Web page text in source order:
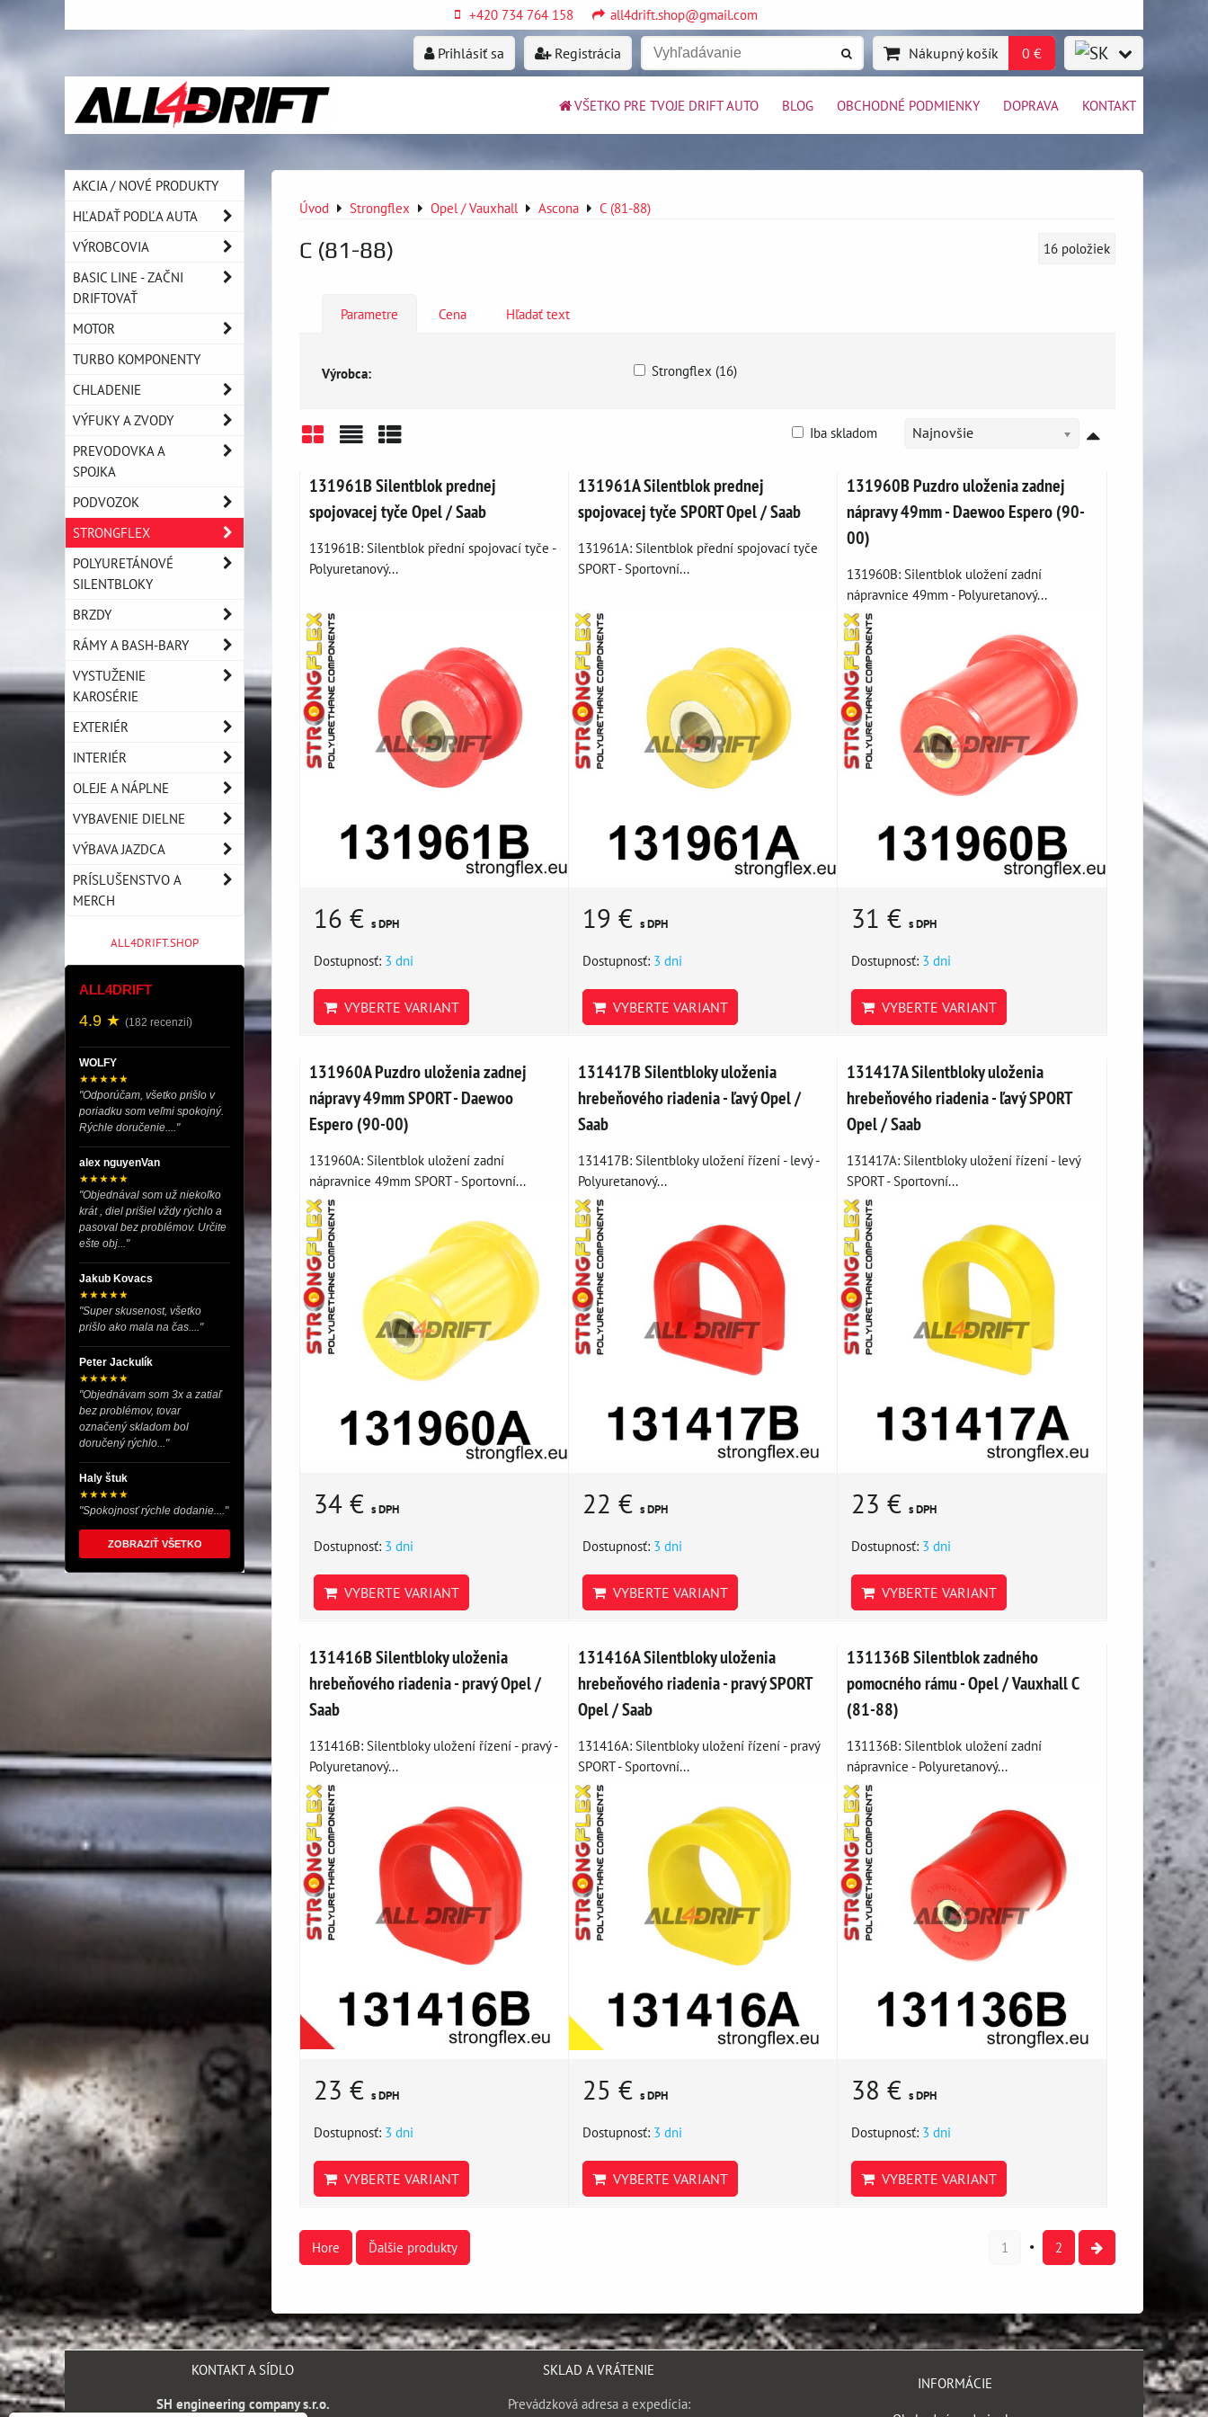
+420 734 764 158 all4drift.shop@gmail.com
Prihlásiť sa Registrácia Nákupný košík 0 €
VŠETKO PRE TVOJE DRIFT AUTO BLOG OBCHODNÉ PODMIENKY DOPRAVA KONTAKT
Úvod Strongflex Opel / Vauxhall Ascona C (81-88)
C (81-88) 16 položiek
Parametre Cena Hľadať text
Výrobca: Strongflex (16)
Najnovšie
Iba skladom
131961B Silentblok prednej
spojovacej tyče Opel / Saab
131961B: Silentblok přední spojovací tyče -
Polyuretanový...
16 € s DPH
Dostupnosť: 3 dni
VYBERTE VARIANT
131961A Silentblok prednej
spojovacej tyče SPORT Opel / Saab
131961A: Silentblok přední spojovací tyče
SPORT - Sportovní...
19 € s DPH
Dostupnosť: 3 dni
VYBERTE VARIANT
131960B Puzdro uloženia zadnej
nápravy 49mm - Daewoo Espero (90-
00)
131960B: Silentblok uložení zadní
nápravnice 49mm - Polyuretanový...
31 €s DPH
Dostupnosť: 3 dni
VYBERTE VARIANT
131960A Puzdro uloženia zadnej
nápravy 49mm SPORT - Daewoo
Espero (90-00)
131960A: Silentblok uložení zadní
nápravnice 49mm SPORT - Sportovní...
34 € s DPH
Dostupnosť: 3 dni
VYBERTE VARIANT
131417B Silentbloky uloženia
hrebeňového riadenia - ľavý Opel /
Saab
131417B: Silentbloky uložení řízení - levý -
Polyuretanový...
22 € s DPH
Dostupnosť: 3 dni
VYBERTE VARIANT
131417A Silentbloky uloženia
hrebeňového riadenia - ľavý SPORT
Opel / Saab
131417A: Silentbloky uložení řízení - levý
SPORT - Sportovní...
23 €s DPH
Dostupnosť: 3 dni
VYBERTE VARIANT
131416B Silentbloky uloženia
hrebeňového riadenia - pravý Opel /
Saab
131416B: Silentbloky uložení řízení - pravý -
Polyuretanový...
23 € s DPH
Dostupnosť: 3 dni
VYBERTE VARIANT
131416A Silentbloky uloženia
hrebeňového riadenia - pravý SPORT
Opel / Saab
131416A: Silentbloky uložení řízení - pravý
SPORT - Sportovní...
25 € s DPH
Dostupnosť: 3 dni
VYBERTE VARIANT
131136B Silentblok zadného
pomocného rámu - Opel / Vauxhall C
(81-88)
131136B: Silentblok uložení zadní
nápravnice - Polyuretanový...
38 €s DPH
Dostupnosť: 3 dni
VYBERTE VARIANT
Hore Ďalšie produkty 1 2
AKCIA / NOVÉ PRODUKTY
HĽADAŤ PODĽA AUTA
VÝROBCOVIA
BASIC LINE - ZAČNI
DRIFTOVAŤ
MOTOR
TURBO KOMPONENTY
CHLADENIE
VÝFUKY A ZVODY
PREVODOVKA A
SPOJKA
PODVOZOK
STRONGFLEX
POLYURETÁNOVÉ
SILENTBLOKY
BRZDY
RÁMY A BASH-BARY
VYSTUŽENIE
KAROSÉRIE
EXTERIÉR
INTERIÉR
OLEJE A NÁPLNE
VYBAVENIE DIELNE
VÝBAVA JAZDCA
PRÍSLUŠENSTVO A
MERCH
ALL4DRIFT.SHOP
ALL4DRIFT
4.9 ★ (182 recenzií)
WOLFY
★★★★★
"Odporúčam, všetko prišlo v
poriadku som veľmi spokojný.
Rýchle doručenie...."
alex nguyenVan
★★★★★
"Objednával som už niekoľko
krát , diel prišiel vždy rýchlo a
pasoval bez problémov. Určite
ešte obj..."
Jakub Kovacs
★★★★★
"Super skusenost, všetko
prišlo ako mala na čas...."
Peter Jackulík
★★★★★
"Objednávam som 3x a zatiaľ
bez problémov, tovar
označený skladom bol
doručený rýchlo..."
Haly štuk
★★★★★
"Spokojnosť rýchle dodanie...."
ZOBRAZIŤ VŠETKO
KONTAKT A SÍDLO
SH engineering company s.r.o.
SKLAD A VRÁTENIE
Prevádzková adresa a expedícia:
INFORMÁCIE